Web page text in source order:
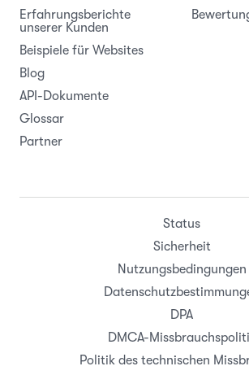
Erfahrungsberichte
unserer Kunden
Beispiele für Websites
Blog
API-Dokumente
Glossar
Partner
Status
Sicherheit
Nutzungsbedingungen
DPA
DMCA-
Politik des technischen